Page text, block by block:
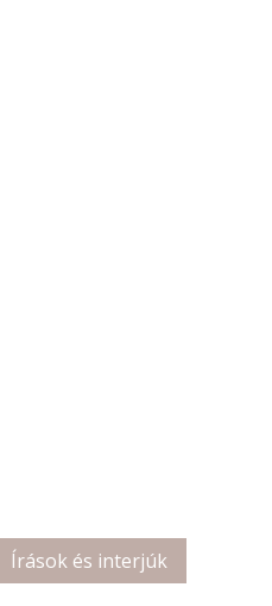
Írások és interjúk